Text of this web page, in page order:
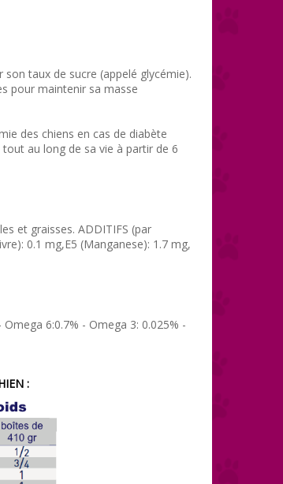
taux de sucre (appelé glycémie).
pour maintenir sa masse
des chiens en cas de diabète
au long de sa vie à partir de 6
et graisses. ADDITIFS (par
0.1 mg,E5 (Manganese): 1.7 mg,
6:0.7% - Omega 3: 0.025% -
: